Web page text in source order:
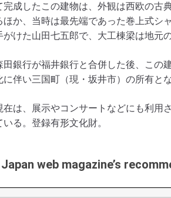
完成したこの建物は、外観は西欧の古
ほか、当時は最先端であった巻上式シ
がけた山田七五郎で、大工棟梁は地元の
田銀行が福井銀行と合併した後、この
に伴い三国町（現・坂井市）の所有と
在は、展示やコンサートなどにも利用
いる。登録有形文化財。
Japan web magazine’s